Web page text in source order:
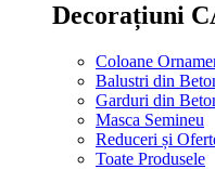
Decorațiuni
Coloane
Balustri din
Garduri din
Masca Semineu
Reduceri și
Toate Produsele